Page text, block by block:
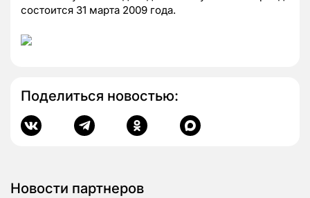
состоится 31 марта 2009 года.
Поделиться новостью:
Новости партнеров